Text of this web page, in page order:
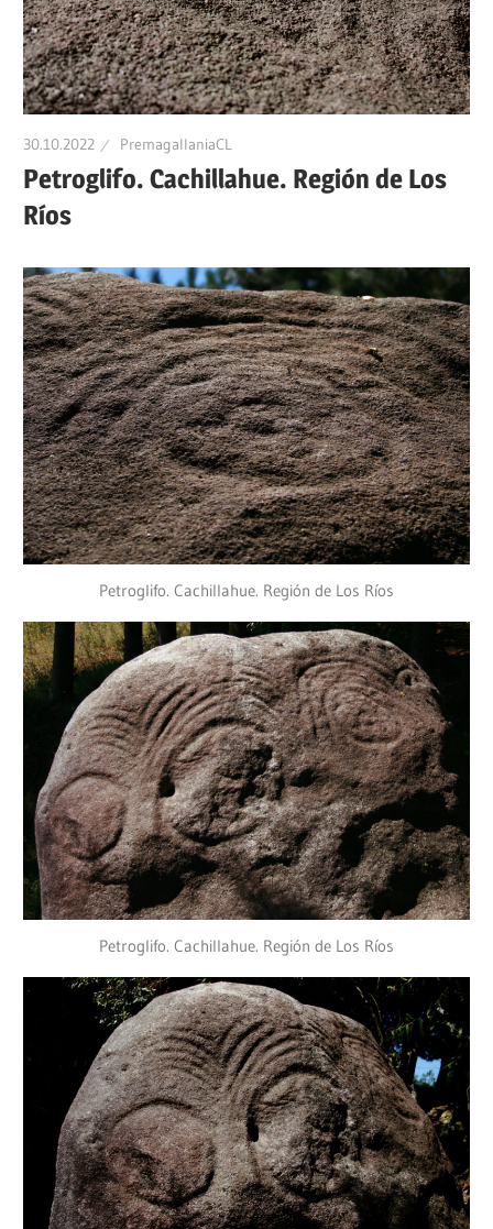
Patrimonio
Multicultural
Indígena,
Patrimonio
Precolombino
30.10.2022 PremagallaniaCL
Petroglifo. Cachillahue. Región de Los
Ríos
Petroglifo. Cachillahue. Región de Los Ríos
Petroglifo. Cachillahue. Región de Los Ríos